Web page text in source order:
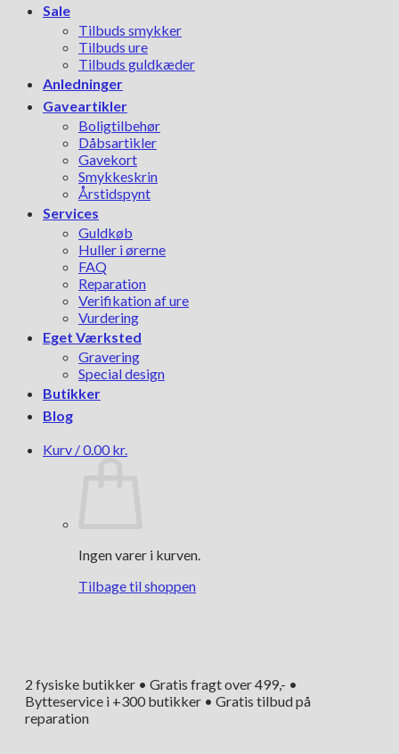
Sale
Tilbuds smykker
Tilbuds ure
Tilbuds guldkæder
Anledninger
Gaveartikler
Boligtilbehør
Dåbsartikler
Gavekort
Smykkeskrin
Årstidspynt
Services
Guldkøb
Huller i ørerne
FAQ
Reparation
Verifikation af ure
Vurdering
Eget Værksted
Gravering
Special design
Butikker
Blog
Kurv /0.00 kr.
Ingen varer i kurven.
Tilbage til shoppen
2 fysiske butikker • Gratis fragt over 499,- •
Bytteservice i +300 butikker • Gratis tilbud på
reparation